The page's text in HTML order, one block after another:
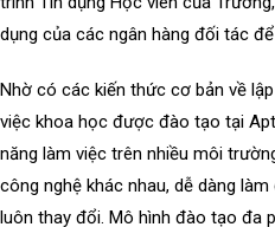
dụng của các ngân hàng đối tác
Nhờ có các kiến thức cơ bản về
việc khoa học được đào tạo tại
năng làm việc trên nhiều môi
công nghệ khác nhau, dễ dàng
luôn thay đổi. Mô hình đào tạo đa